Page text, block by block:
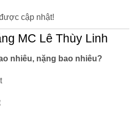
cập nhật!
MC Lê Thùy Linh
nhiêu, nặng bao nhiêu?